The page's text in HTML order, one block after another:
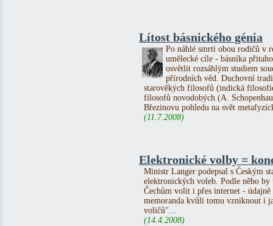
Lítost básnického génia
Po náhlé smrti obou rodičů v
umělecké cíle - básníka
osvětlit rozsáhlým studiem
přírodních věd. Duchovní
starověkých filosofů (indická
filosofů novodobých (A.
Březinovu pohledu na svět
(11.7.2008)
Elektronické volby =
Ministr Langer podepsal s Českým
elektronických voleb. Podle něho
Čechům volit i přes internet -
memoranda kvůli tomu vzniknout i
voličů"...
(14.4.2008)